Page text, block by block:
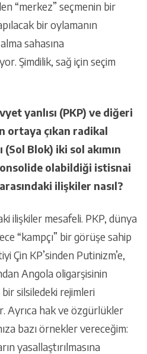
“merkez” seçmenin bir
bir oylamanın
sahasına
Şimdilik, sağ için seçim
yanlısı (PKP) ve diğeri
ortaya çıkan radikal
Blok) iki sol akımın
olabildiği istisnai
ilişkiler nasıl?
ilişkiler mesafeli. PKP, dünya
“kampçı” bir görüşe sahip
Çin KP’sinden Putinizm’e,
Angola oligarşisinin
silsiledeki rejimleri
Ayrıca hak ve özgürlükler
bazı örnekler vereceğim:
yasallaştırılmasına